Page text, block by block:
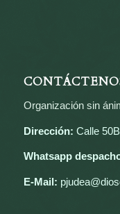
Organización sin
Dirección: Calle
Whatsapp
E-Mail: